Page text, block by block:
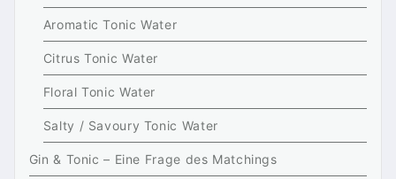
Aromatic Tonic Water
Citrus Tonic Water
Floral Tonic Water
Salty / Savoury Tonic Water
Gin & Tonic – Eine Frage des Matchings